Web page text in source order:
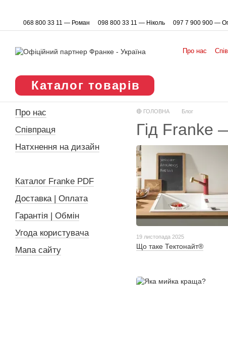
068 800 33 11 — Роман 098 800 33 11 — Ніколь 097 7 900 900 —
Про нас
Каталог товарів
🔴 ГОЛОВНА Блог
Гід Franke
19 листопада 2025
Що таке Тектонайт®
Про нас
Співпраця
Натхнення на дизайн
Каталог Franke PDF
Доставка | Оплата
Гарантія | Обмін
Угода користувача
Мапа сайту